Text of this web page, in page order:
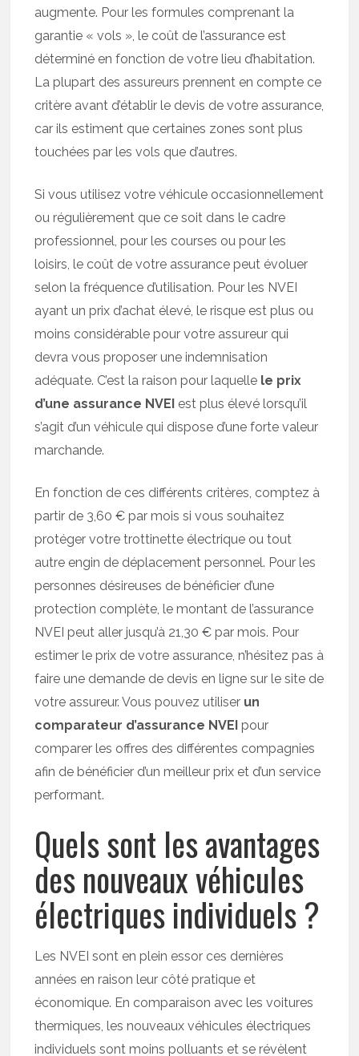
augmente. Pour les formules comprenant la
garantie « vols », le coût de l’assurance est
déterminé en fonction de votre lieu d’habitation.
La plupart des assureurs prennent en compte ce
critère avant d’établir le devis de votre assurance,
car ils estiment que certaines zones sont plus
touchées par les vols que d’autres.
Si vous utilisez votre véhicule occasionnellement
ou régulièrement que ce soit dans le cadre
professionnel, pour les courses ou pour les
loisirs, le coût de votre assurance peut évoluer
selon la fréquence d’utilisation. Pour les NVEI
ayant un prix d’achat élevé, le risque est plus ou
moins considérable pour votre assureur qui
devra vous proposer une indemnisation
adéquate. C’est la raison pour laquelle le prix
d’une assurance NVEI est plus élevé lorsqu’il
s’agit d’un véhicule qui dispose d’une forte valeur
marchande.
En fonction de ces différents critères, comptez à
partir de 3,60 € par mois si vous souhaitez
protéger votre trottinette électrique ou tout
autre engin de déplacement personnel. Pour les
personnes désireuses de bénéficier d’une
protection complète, le montant de l’assurance
NVEI peut aller jusqu’à 21,30 € par mois. Pour
estimer le prix de votre assurance, n’hésitez pas à
faire une demande de devis en ligne sur le site de
votre assureur. Vous pouvez utiliser un
comparateur d’assurance NVEI pour
comparer les offres des différentes compagnies
afin de bénéficier d’un meilleur prix et d’un service
performant.
Quels sont les avantages
des nouveaux véhicules
électriques individuels ?
Les NVEI sont en plein essor ces dernières
années en raison leur côté pratique et
économique. En comparaison avec les voitures
thermiques, les nouveaux véhicules électriques
individuels sont moins polluants et se révèlent